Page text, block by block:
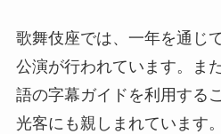
歌舞伎座では、一年を通じ
公演が行われています。ま
語の字幕ガイドを利用する
光客にも親しまれています。